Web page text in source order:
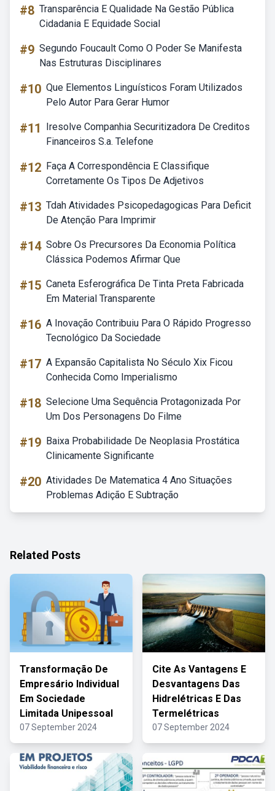
#8 Transparência E Qualidade Na Gestão Pública
Cidadania E Equidade Social
#9 Segundo Foucault Como O Poder Se Manifesta
Nas Estruturas Disciplinares
#10 Que Elementos Linguísticos Foram Utilizados
Pelo Autor Para Gerar Humor
#11
Iresolve Companhia Securitizadora De Creditos
Financeiros S.a. Telefone
#12 Faça A Correspondência E Classifique
Corretamente Os Tipos De Adjetivos
#13 Tdah Atividades Psicopedagogicas Para Deficit
De Atenção Para Imprimir
#14 Sobre Os Precursores Da Economia Política
Clássica Podemos Afirmar Que
#15 Caneta Esferográfica De Tinta Preta Fabricada
Em Material Transparente
#16 A Inovação Contribuiu Para O Rápido Progresso
Tecnológico Da Sociedade
#17 A Expansão Capitalista No Século Xix Ficou
Conhecida Como Imperialismo
#18 Selecione Uma Sequência Protagonizada Por
Um Dos Personagens Do Filme
#19 Baixa Probabilidade De Neoplasia Prostática
Clinicamente Significante
#20 Atividades De Matematica 4 Ano Situações
Problemas Adição E Subtração
Related Posts
Transformação De
Empresário Individual
Em Sociedade
Limitada Unipessoal
07 September 2024
Cite As Vantagens E
Desvantagens Das
Hidrelétricas E Das
Termelétricas
07 September 2024